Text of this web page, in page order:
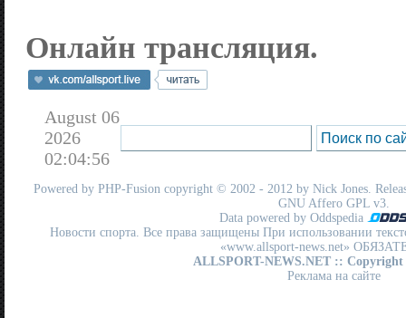
Онлайн трансляция.
August 06
2026
02:04:56
Powered by PHP-Fusion copyright © 2002 - 2012 by Nick Jones.
GNU Affero GPL v3.
Data powered by Oddspedia
Новости спорта. Все права защищены При использовании
«www.allsport-news.net»
ALLSPORT-NEWS.NET :: Copyright
Реклама на сайте